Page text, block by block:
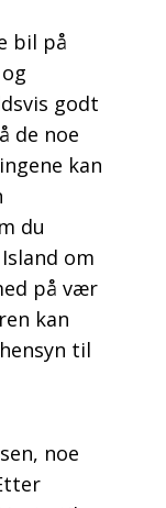
bil på
godt
de noe
kan
du
om
på vær
kan
til
noe